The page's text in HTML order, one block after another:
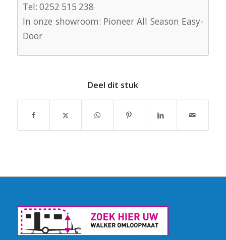
Tel: 0252 515 238
In onze showroom: Pioneer All Season Easy-
Door
Deel dit stuk